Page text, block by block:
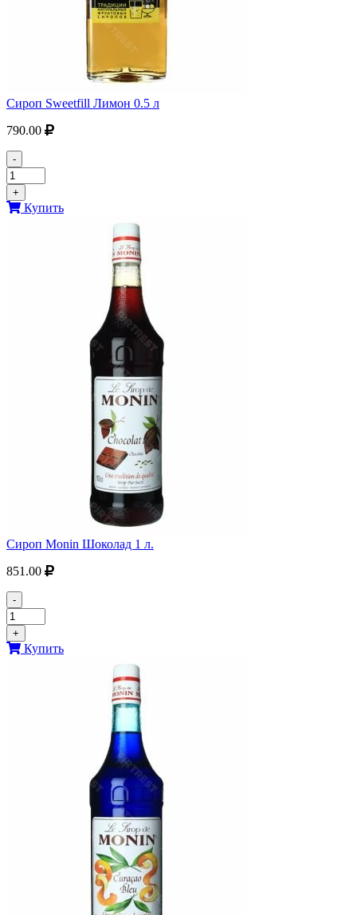
Сироп Sweetfill Лимон 0.5 л
790.00
-
+
Купить
Сироп Monin Шоколад 1 л.
851.00
-
+
Купить